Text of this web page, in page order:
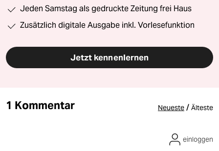
Jeden Samstag als gedruckte Zeitung frei Haus
Zusätzlich digitale Ausgabe inkl. Vorlesefunktion
Jetzt kennenlernen
1 Kommentar Neueste / Älteste
einloggen